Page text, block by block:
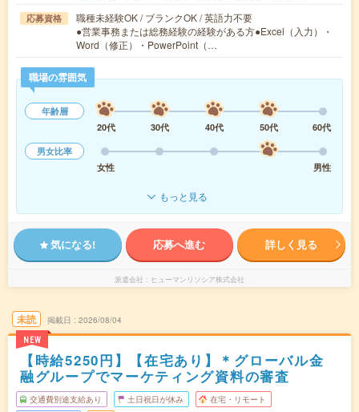
応募資格
職種未経験OK / ブランクOK / 英語力不要
●営業事務または総務経験の経験がある方●Excel（入力）・
Word（修正）・PowerPoint（…
職場の雰囲気
年齢層
20代
30代 40代 50代
60代
男女比率
女性
男性
もっと見る
気になる! 応募へ進む 詳しく見る
派遣会社 ヒューマンリソシア株式会社
未読
NEW
掲載日 2026/08/04
【時給5250円】【在宅あり】＊グローバル金
融グループでマーケティング資料の審査
交通費別途支給あり 土日祝日が休み 在宅・リモート